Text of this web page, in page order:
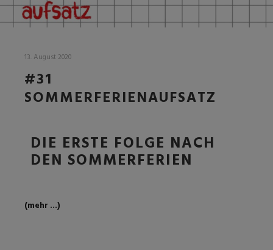
13. August 2020
#31
SOMMERFERIENAUFSATZ
DIE ERSTE FOLGE NACH
DEN SOMMERFERIEN
(mehr …)